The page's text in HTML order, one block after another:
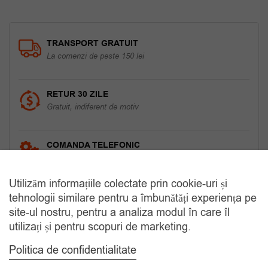
TRANSPORT GRATUIT
La comenzi de peste 150 lei
RETUR 30 ZILE
Gratuit, indiferent de motiv
COMANDA TELEFONIC
CATEGORII
Accesorii Bărbăți
Utilizăm informațiile colectate prin cookie-uri și
tehnologii similare pentru a îmbunătăți experiența pe
site-ul nostru, pentru a analiza modul în care îl
utilizați și pentru scopuri de marketing.
Politica de confidentialitate